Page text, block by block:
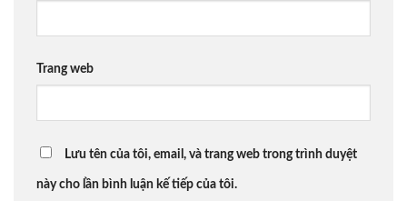
Trang web
Lưu tên của tôi, email, và trang web trong trình duyệt
này cho lần bình luận kế tiếp của tôi.